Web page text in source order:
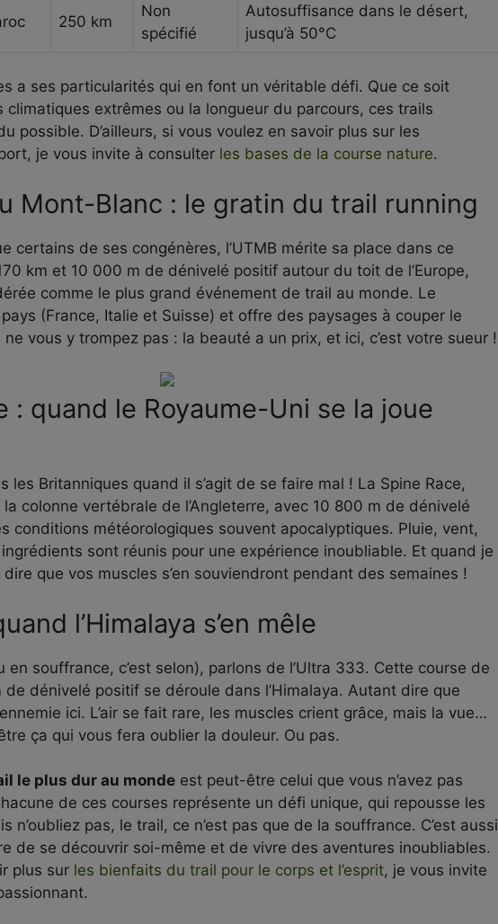
250 km
Non
spécifié
Autosuffisance dans le désert,
jusqu’à 50°C
a ses particularités qui en font un véritable défi. Que ce soit
climatiques extrêmes ou la longueur du parcours, ces trails
possible. D’ailleurs, si vous voulez en savoir plus sur les
je vous invite à consulter les bases de la course nature.
Mont-Blanc : le gratin du trail running
certains de ses congénères, l’UTMB mérite sa place dans ce
km et 10 000 m de dénivelé positif autour du toit de l’Europe,
comme le plus grand événement de trail au monde. Le
(France, Italie et Suisse) et offre des paysages à couper le
vous y trompez pas : la beauté a un prix, et ici, c’est votre sueur !
: quand le Royaume-Uni se la joue
les Britanniques quand il s’agit de se faire mal ! La Spine Race,
la colonne vertébrale de l’Angleterre, avec 10 800 m de dénivelé
conditions météorologiques souvent apocalyptiques. Pluie, vent,
sont réunis pour une expérience inoubliable. Et quand je
que vos muscles s’en souviendront pendant des semaines !
l’Himalaya s’en mêle
en souffrance, c’est selon), parlons de l’Ultra 333. Cette course de
dénivelé positif se déroule dans l’Himalaya. Autant dire que
ici. L’air se fait rare, les muscles crient grâce, mais la vue…
ça qui vous fera oublier la douleur. Ou pas.
le plus dur au monde est peut-être celui que vous n’avez pas
de ces courses représente un défi unique, qui repousse les
n’oubliez pas, le trail, ce n’est pas que de la souffrance. C’est aussi
de se découvrir soi-même et de vivre des aventures inoubliables.
plus sur les bienfaits du trail pour le corps et l’esprit, je vous invite